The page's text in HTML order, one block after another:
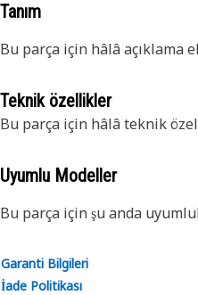
Tanım
Bu parça için hâlâ açıklama
Teknik özellikler
Bu parça için hâlâ teknik
Uyumlu Modeller
Bu parça için şu anda
Garanti Bilgileri
İade Politikası